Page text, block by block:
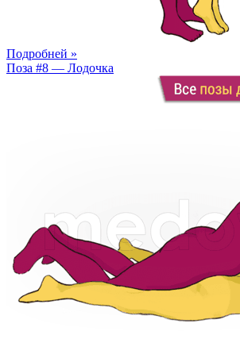
Подробней »
Поза #8 — Лодочка